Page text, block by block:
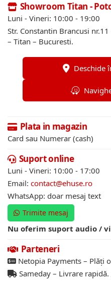
Showroom Titan -
Luni - Vineri: 10:00 - 19:00
Str. Constantin Brancusi
– Titan – Bucuresti.
Deschide
Plata in magazin
Card sau Numerar (cash)
Suport online
Luni - Vineri: 10:00 - 17:00
Email: contact@ehuse.ro
WhatsApp: doar mesaj text
Trimite mesaj
Nu oferim suport audio /
Parteneri
Netopia Payments – Plăți
Sameday – Livrare